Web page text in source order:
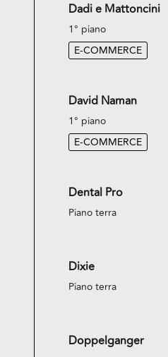
Dadi e Mattoncini
1° piano
E-COMMERCE
David Naman
1° piano
E-COMMERCE
Dental Pro
Piano terra
Dixie
Piano terra
Doppelganger